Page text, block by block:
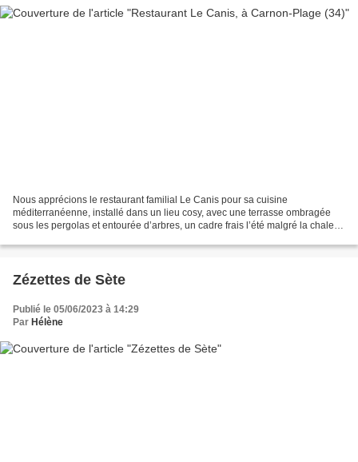
Nous apprécions le restaurant familial Le Canis pour sa cuisine
méditerranéenne, installé dans un lieu cosy, avec une terrasse ombragée
sous les pergolas et entourée d’arbres, un cadre frais l’été malgré la chaleur.
Zézettes de Sète
Publié le 05/06/2023 à 14:29
Par Hélène